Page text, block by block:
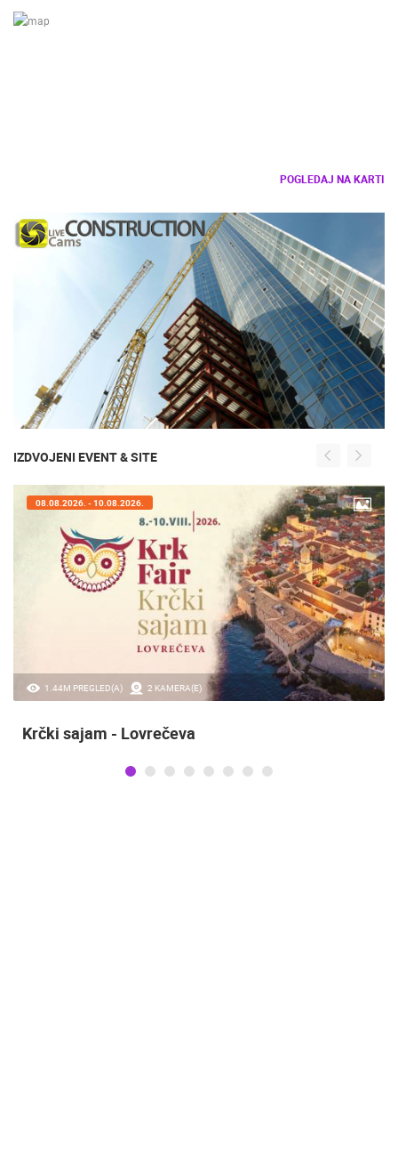
POGLEDAJ NA KARTI
IZDVOJENI EVENT & SITE
1.44M PREGLED(A) 2 KAMERA(E)
08.08.2026. - 10.08.2026.
Krčki sajam - Lovrečeva